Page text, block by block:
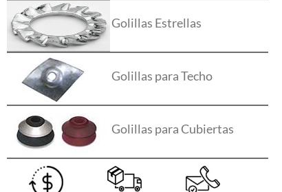
Golillas Estrellas
Golillas para Techo
Golillas para Cubiertas